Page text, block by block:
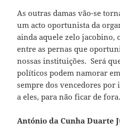
As outras damas vão-se
um acto oportunista da
ainda aquele zelo jacobino,
entre as pernas que
nossas instituições. Será
políticos podem namorar
sempre dos vencedores por
a eles, para não ficar de fora.
António da Cunha Duarte